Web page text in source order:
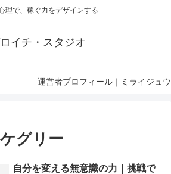
理で、稼ぐ力をデザインする
イチ・スタジオ
運営者プロフィール｜ミライジュウ
グリー
自分を変える無意識の力｜挑戦で